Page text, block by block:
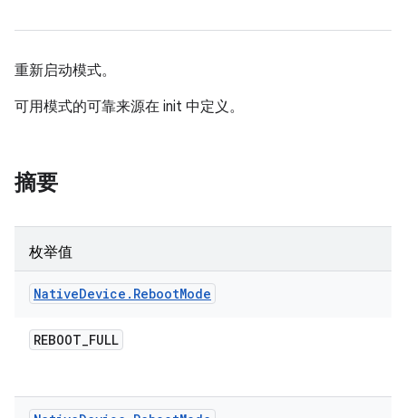
重新启动模式。
可用模式的可靠来源在 init 中定义。
摘要
枚举值
NativeDevice . RebootMode
REBOOT_FULL